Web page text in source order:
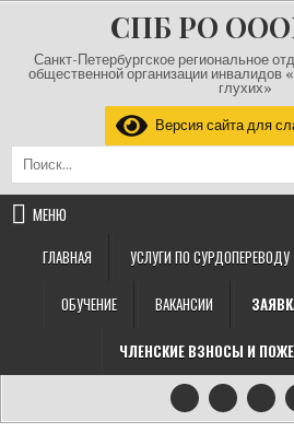
СПБ РО
Санкт-Петербургское региональное
общественной организации инвалидов
глухих»
Версия сайта для
Найти:
МЕНЮ
ГЛАВНАЯ
УСЛУГИ ПО СУРДОПЕРЕВОДУ
ОБУЧЕНИЕ ВАКАНСИИ
ЧЛЕНСКИЕ ВЗНОСЫ И